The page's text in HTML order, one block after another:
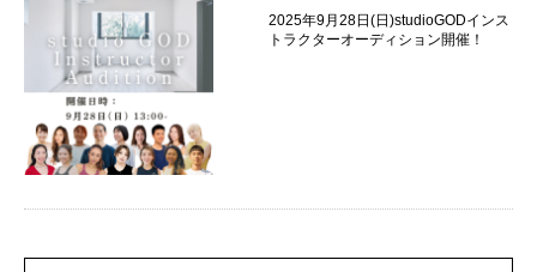
2025年9月28日(日)studioGODインス
トラクターオーディション開催！